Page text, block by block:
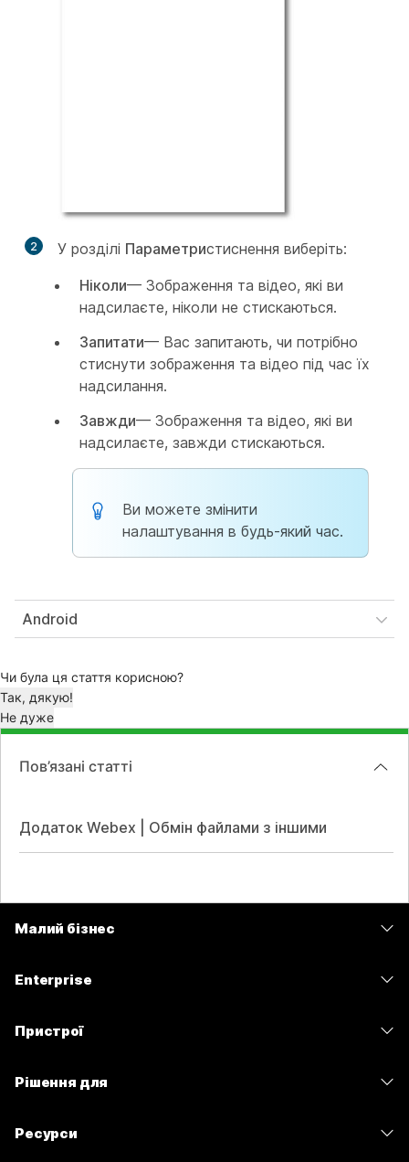
2 У розділі Параметристиснення виберіть:
Ніколи— Зображення та відео, які ви
надсилаєте, ніколи не стискаються.
Запитати— Вас запитають, чи потрібно
стиснути зображення та відео під час їх
надсилання.
Завжди— Зображення та відео, які ви
надсилаєте, завжди стискаються.
Ви можете змінити
налаштування в будь-який час.
Android
Чи була ця стаття корисною?
Так, дякую!
Не дуже
Пов’язані статті
Додаток Webex | Обмін файлами з іншими
Малий бізнес
Enterprise
Пристрої
Рішення для
Ресурси